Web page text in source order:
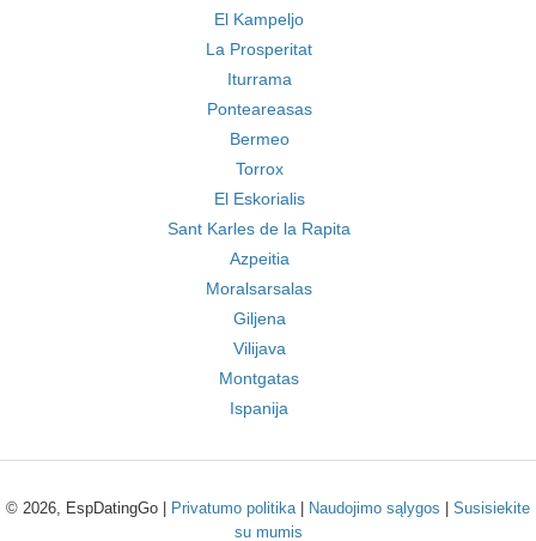
El Kampeljo
La Prosperitat
Iturrama
Ponteareasas
Bermeo
Torrox
El Eskorialis
Sant Karles de la Rapita
Azpeitia
Moralsarsalas
Giljena
Vilijava
Montgatas
Ispanija
© 2026, EspDatingGo | Privatumo politika| Naudojimo sąlygos
Susisiekite
su mumis